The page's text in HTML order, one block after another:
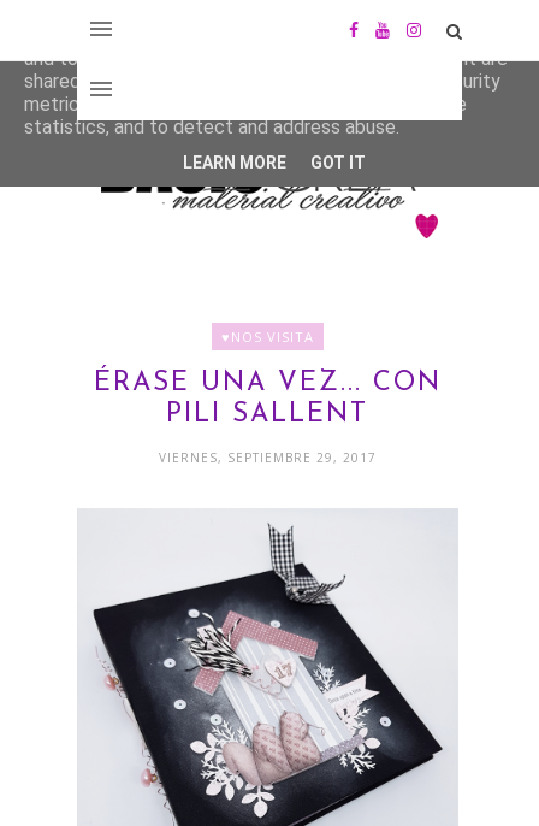
♥NOS VISITA
ÉRASE UNA VEZ... CON
PILI SALLENT
VIERNES, SEPTIEMBRE 29, 2017
This site uses cookies from Google to deliver its services
and to analyze traffic. Your IP address and user-agent are
shared with Google along with performance and security
metrics to ensure quality of service, generate usage
statistics, and to detect and address abuse.
LEARN MORE GOT IT